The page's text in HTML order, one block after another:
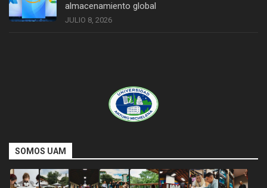
almacenamiento global
JULIO 8, 2026
SOMOS UAM